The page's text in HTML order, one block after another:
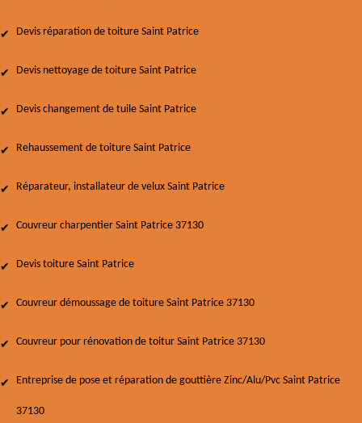
Devis réparation de toiture Saint Patrice
Devis nettoyage de toiture Saint Patrice
Devis changement de tuile Saint Patrice
Rehaussement de toiture Saint Patrice
Réparateur, installateur de velux Saint Patrice
Couvreur charpentier Saint Patrice 37130
Devis toiture Saint Patrice
Couvreur démoussage de toiture Saint Patrice 37130
Couvreur pour rénovation de toitur Saint Patrice 37130
Entreprise de pose et réparation de gouttière Zinc/Alu/Pvc Saint Patrice
37130